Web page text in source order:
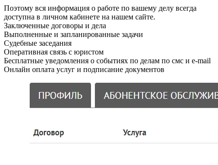
Поэтому вся информация о работе по вашему делу всегда
доступна в личном кабинете на нашем сайте.
Заключенные договоры и дела
Выполненные и запланированные задачи
Судебные заседания
Оперативная связь с юристом
Бесплатные уведомления о событиях по делам по смс и e-mail
Онлайн оплата услуг и подписание документов